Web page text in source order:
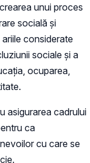
unui proces
socială și
considerate
sociale și a
ocuparea,
asigurarea cadrului
ca
cu care se